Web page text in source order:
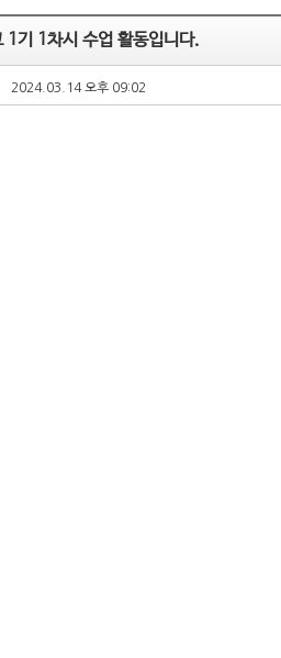
1기 1차시 수업 활동입니다.
2024.03.14 오후 09:02